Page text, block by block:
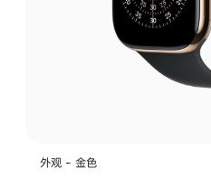
外观 - 金色